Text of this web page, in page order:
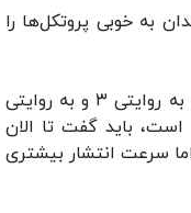
به خوبی پروتکل‌ها را
حیدری بیان کرد: اطلاعات در مورد امیکرون جدید است و قدرت سرایت آن به روایتی ۳ و به روایتی
است، باید گفت تا الان
سرعت انتشار بیشتری